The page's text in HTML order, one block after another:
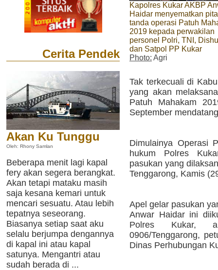
Cerita Pendek
Akan Ku Tunggu
Oleh: Rhony Samlan
Beberapa menit lagi kapal
fery akan segera berangkat.
Akan tetapi mataku masih
saja kesana kemari untuk
mencari sesuatu. Atau lebih
tepatnya seseorang.
Biasanya setiap saat aku
selalu berjumpa dengannya
di kapal ini atau kapal
satunya. Mengantri atau
sudah berada di ...
Kapolres Kukar AKBP
Haidar menyematkan pita
tanda operasi Patuh
2019 kepada perwakilan
personel Polri, TNI,
dan Satpol PP Kukar
Photo: Agri
Tak terkecuali di
yang akan
Patuh Mahakam
September
Dimulainya Operasi
hukum Polres
pasukan yang
Tenggarong, Kamis
Apel gelar pasukan
Anwar Haidar ini
Polres Kukar,
0906/Tenggarong,
Dinas Perhubungan